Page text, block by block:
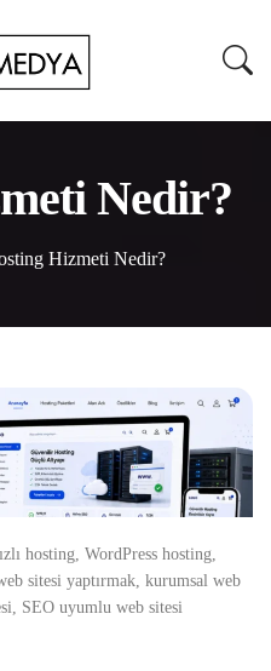
Nedir?
Hizmeti Nedir?
hosting, WordPress hosting,
sitesi yaptırmak, kurumsal web
SEO uyumlu web sitesi